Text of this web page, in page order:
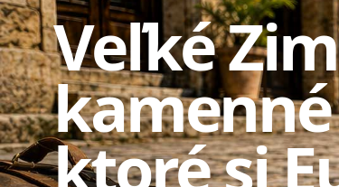
Veľké
ktoré si